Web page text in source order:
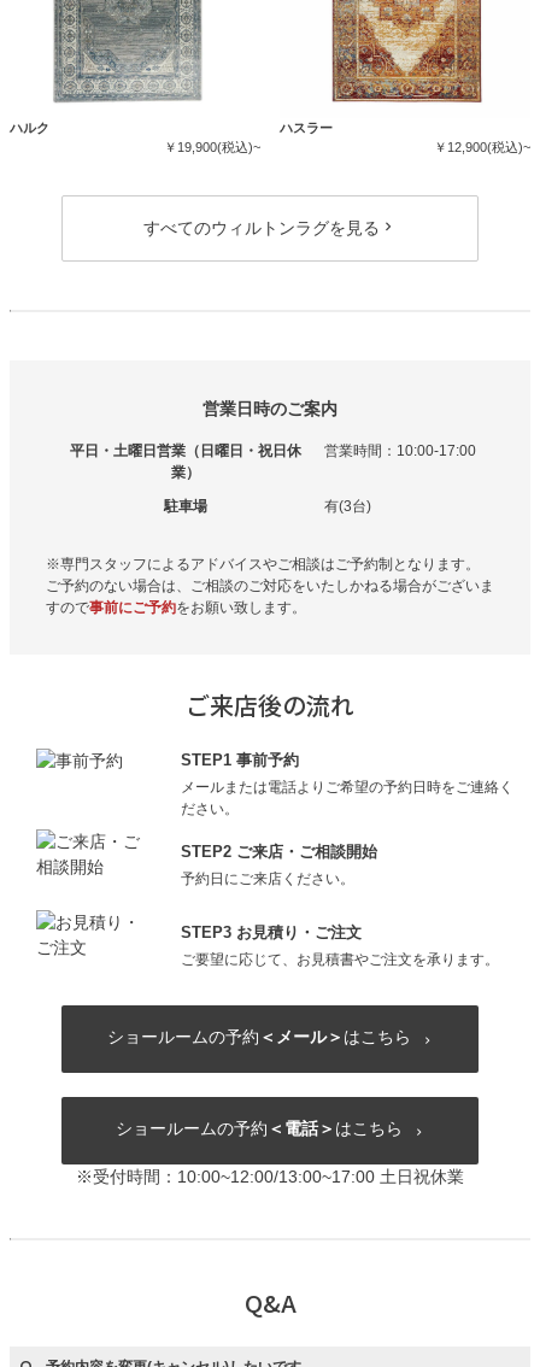
ハルク
￥19,900(税込)~
ハスラー
￥12,900(税込)~
すべてのウィルトンラグを見る
営業日時のご案内
平日・土曜日営業（日曜日・祝日休
業）
営業時間：10:00-17:00
駐車場 有(3台)
※専門スタッフによるアドバイスやご相談はご予約制となります。
ご予約のない場合は、ご相談のご対応をいたしかねる場合がございま
すので事前にご予約をお願い致します。
ご来店後の流れ
STEP1 事前予約
メールまたは電話よりご希望の予約日時をご連絡く
ださい。
STEP2 ご来店・ご相談開始
予約日にご来店ください。
STEP3 お見積り・ご注文
ご要望に応じて、お見積書やご注文を承ります。
ショールームの予約 ＜メール＞ はこちら
ショールームの予約 ＜電話＞ はこちら
※受付時間：10:00~12:00/13:00~17:00 土日祝休業
Q&A